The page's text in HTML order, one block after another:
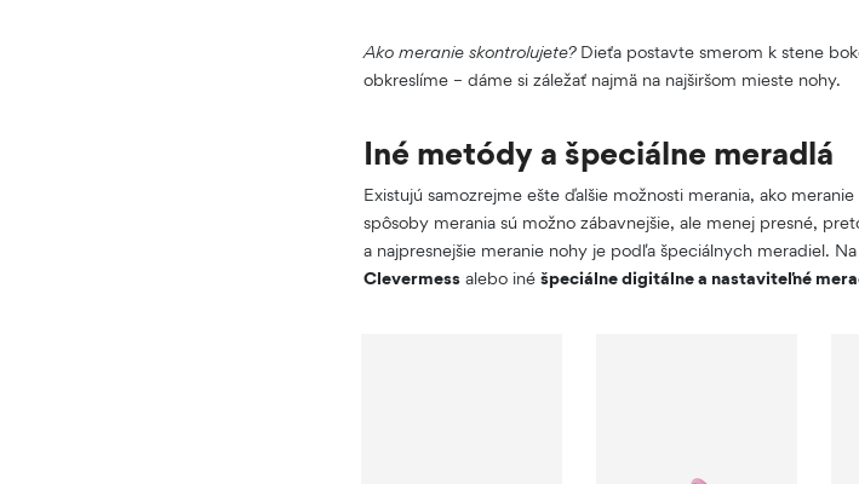
Ako meranie skontrolujete?Dieťa postavte smerom k stene
obkreslíme – dáme si záležať najmä na najširšom mieste nohy.
Iné metódy a špeciálne meradlá
Existujú samozrejme ešte ďalšie možnosti merania, ako
spôsoby merania sú možno zábavnejšie, ale menej presné,
a najpresnejšie meranie nohy je podľa špeciálnych meradiel.
Clevermess alebo iné špeciálne digitálne a nastaviteľné